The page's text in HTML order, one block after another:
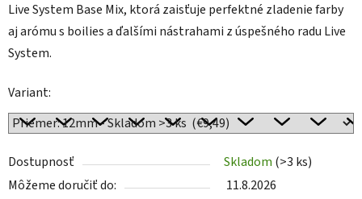
Live System Base Mix, ktorá zaisťuje perfektné zladenie farby
aj arómu s boilies a ďalšími nástrahami z úspešného radu Live
System.
Variant:
Dostupnosť Skladom (>3 ks)
Môžeme doručiť do:
11.8.2026